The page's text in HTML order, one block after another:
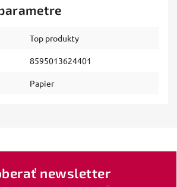
Top produkty
8595013624401
Papier
newsletter